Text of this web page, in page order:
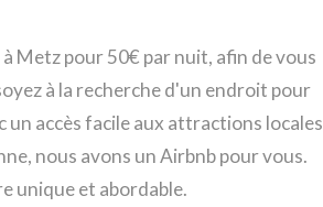
Metz pour 50€ par nuit, afin de vous
à la recherche d'un endroit pour
accès facile aux attractions locales
nous avons un Airbnb pour vous.
unique et abordable.